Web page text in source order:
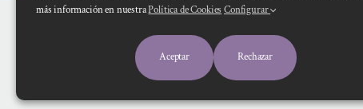
más información en nuestraPolítica de Cookies Configurar
Aceptar Rechazar